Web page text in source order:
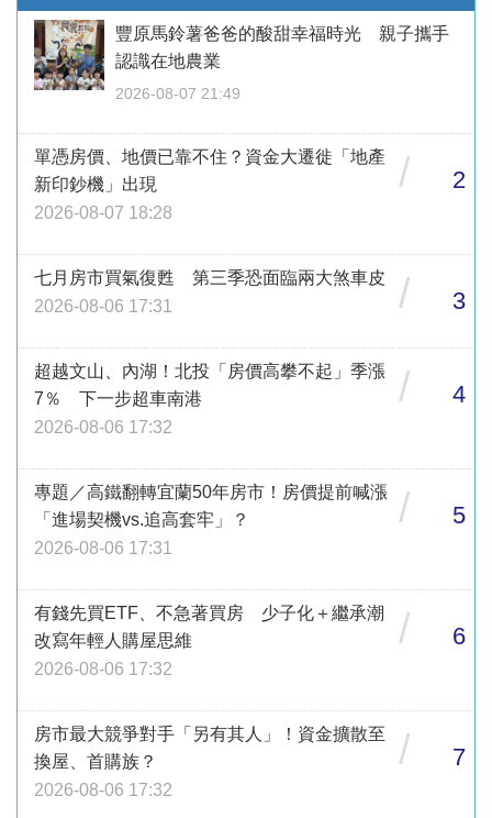
豐原馬鈴薯爸爸的酸甜幸福時光 親子攜手
認識在地農業
2026-08-07 21:49
單憑房價、地價已靠不住？資金大遷徙「地產
新印鈔機」出現
2026-08-07 18:28
/ 2
七月房市買氣復甦 第三季恐面臨兩大煞車皮
2026-08-06 17:31
/ 3
超越文山、內湖！北投「房價高攀不起」季漲
7％ 下一步超車南港
2026-08-06 17:32
/ 4
專題／高鐵翻轉宜蘭50年房市！房價提前喊漲
「進場契機vs.追高套牢」？
2026-08-06 17:31
/ 5
有錢先買ETF、不急著買房 少子化＋繼承潮
改寫年輕人購屋思維
2026-08-06 17:32
/ 6
房市最大競爭對手「另有其人」！資金擴散至
換屋、首購族？
2026-08-06 17:32
/ 7